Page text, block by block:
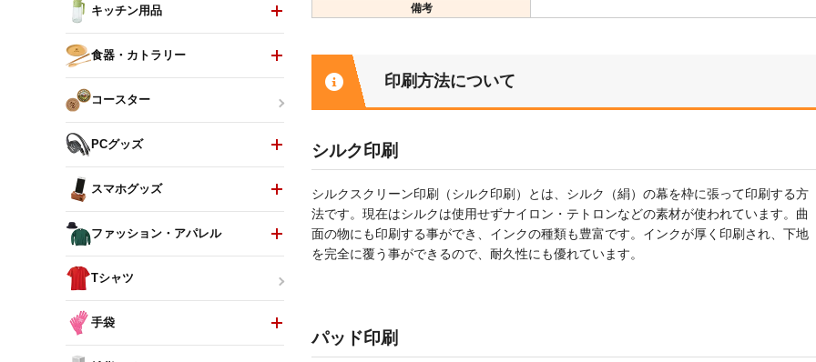
備考
印刷方法について
シルク印刷
シルクスクリーン印刷（シルク印刷）とは、シルク（絹）の幕を枠に張って印刷する方
法です。現在はシルクは使用せずナイロン・テトロンなどの素材が使われています。曲
面の物にも印刷する事ができ、インクの種類も豊富です。インクが厚く印刷され、下地
を完全に覆う事ができるので、耐久性にも優れています。
パッド印刷
キッチン用品
食器・カトラリー
コースター
PCグッズ
スマホグッズ
ファッション・アパレル
Tシャツ
手袋